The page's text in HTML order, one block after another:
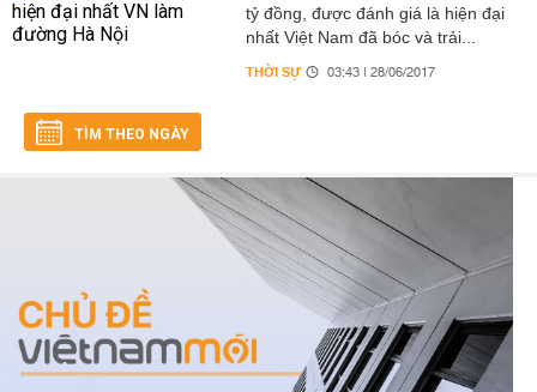
tỷ đồng, được đánh giá là hiện đại
nhất Việt Nam đã bóc và trải...
THỜI SỰ 03:43 | 28/06/2017
TÌM THEO NGÀY